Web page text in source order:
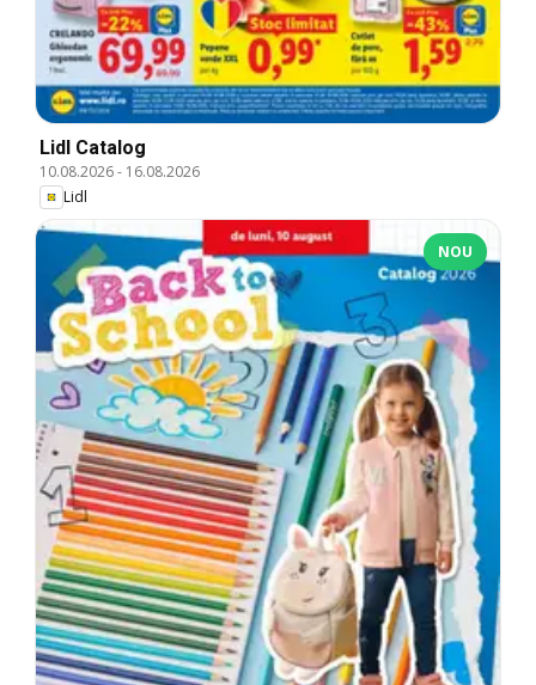
Lidl Catalog
10.08.2026- 16.08.2026
Lidl
NOU